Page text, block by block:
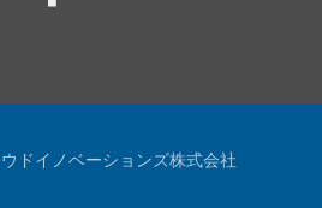
ドイノベーションズ株式会社